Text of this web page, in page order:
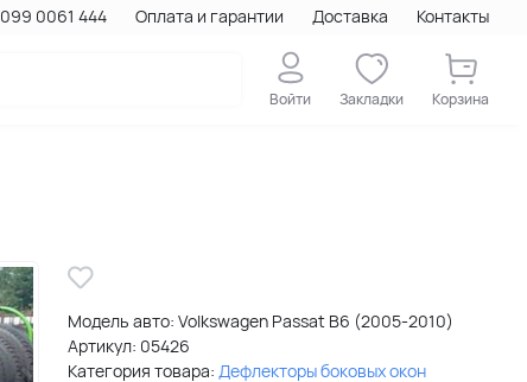
099 0061 444 Оплата и гарантии Доставка Контакты
Войти Закладки Корзина
Модель авто: Volkswagen Passat B6 (2005-2010)
Артикул: 05426
Категория товара: Дефлекторы боковых окон